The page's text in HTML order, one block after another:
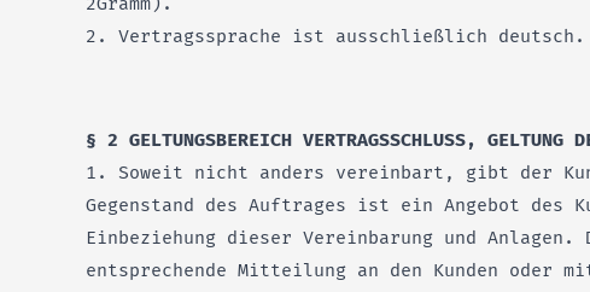
2. Vertragssprache ist ausschließlich deutsch.
§ 2 GELTUNGSBEREICH VERTRAGSSCHLUSS, GELTUNG
1. Soweit nicht anders vereinbart, gibt der
Gegenstand des Auftrages ist ein Angebot des
Einbeziehung dieser Vereinbarung und
entsprechende Mitteilung an den Kunden oder